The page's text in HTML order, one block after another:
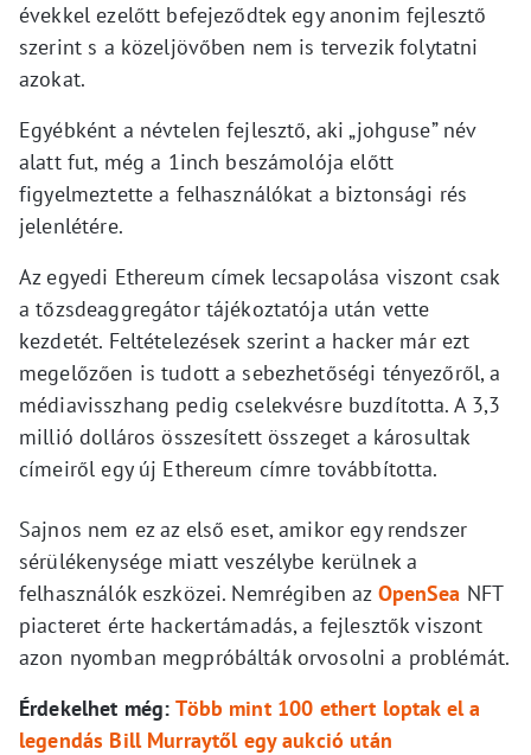
évekkel ezelőtt befejeződtek egy anonim fejlesztő
szerint s a közeljövőben nem is tervezik folytatni
azokat.
Egyébként a névtelen fejlesztő, aki „johguse” név
alatt fut, még a 1inch beszámolója előtt
figyelmeztette a felhasználókat a biztonsági rés
jelenlétére.
Az egyedi Ethereum címek lecsapolása viszont csak
a tőzsdeaggregátor tájékoztatója után vette
kezdetét. Feltételezések szerint a hacker már ezt
megelőzően is tudott a sebezhetőségi tényezőről, a
médiavisszhang pedig cselekvésre buzdította. A 3,3
millió dolláros összesített összeget a károsultak
címeiről egy új Ethereum címre továbbította.
Sajnos nem ez az első eset, amikor egy rendszer
sérülékenysége miatt veszélybe kerülnek a
felhasználók eszközei. Nemrégiben az OpenSea NFT
piacteret érte hackertámadás, a fejlesztők viszont
azon nyomban megpróbálták orvosolni a problémát.
Érdekelhet még: Több mint 100 ethert loptak el a
legendás Bill Murraytől egy aukció után